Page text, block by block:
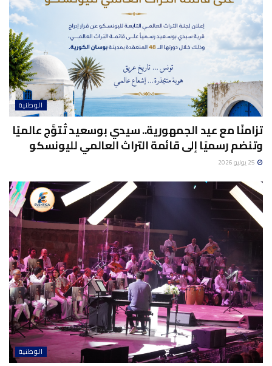
الوطنية
تزامنًا مع عيد الجمهورية.. سيدي بوسعيد تُتوَّج عالميًا
وتنضم رسميًا إلى قائمة التراث العالمي لليونسكو
الوطنية